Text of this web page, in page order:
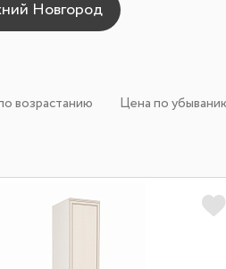
возрастанию Цена по